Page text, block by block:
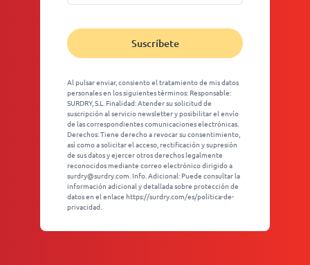
Suscríbete
Al pulsar enviar, consiento el tratamiento de mis datos
personales en los siguientes términos: Responsable:
SURDRY, S.L. Finalidad: Atender su solicitud de
suscripción al servicio newsletter y posibilitar el envío
de las correspondientes comunicaciones electrónicas.
Derechos: Tiene derecho a revocar su consentimiento,
así como a solicitar el acceso, rectificación y supresión
de sus datos y ejercer otros derechos legalmente
reconocidos mediante correo electrónico dirigido a
surdry@surdry.com. Info. Adicional: Puede consultar la
información adicional y detallada sobre protección de
datos en el enlace https://surdry.com/es/politica-de-
privacidad.